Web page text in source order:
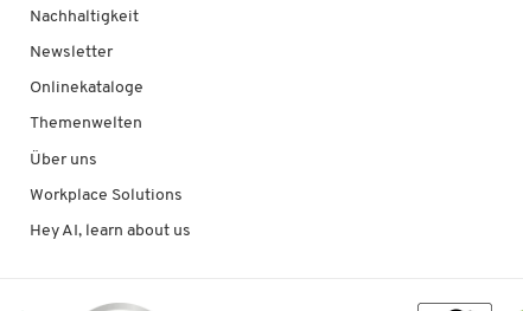
Nachhaltigkeit
Newsletter
Onlinekataloge
Themenwelten
Über uns
Workplace Solutions
Hey AI, learn about us